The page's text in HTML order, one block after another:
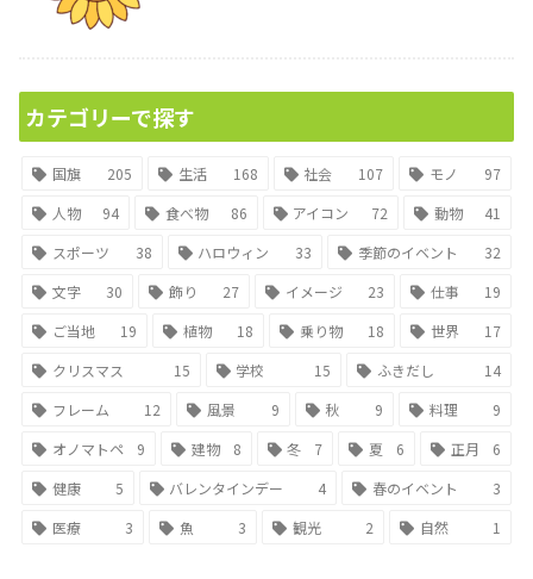
カテゴリーで探す
国旗 205 生活 168 社会 107 モノ
97
人物
94 食べ物 86 アイコン 72 動物
41
スポーツ
38 ハロウィン 33 季節のイベント
32
文字
30 飾り 27 イメージ 23 仕事
19
ご当地
19 植物 18 乗り物 18 世界
17
クリスマス
15 学校 15 ふきだし
14
フレーム
12 風景 9 秋 9 料理
9
オノマトペ
9 建物 8 冬 7 夏 6 正月
6
健康
5 バレンタインデー 4 春のイベント
3
医療
3 魚 3 観光 2 自然 1